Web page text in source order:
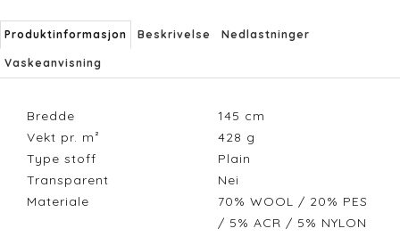
Produktinformasjon Beskrivelse Nedlastninger
Vaskeanvisning
Bredde 145 cm
Vekt pr. m²
428 g
Type stoff
Plain
Transparent
Nei
Materiale
70% WOOL / 20% PES
/ 5% ACR / 5% NYLON